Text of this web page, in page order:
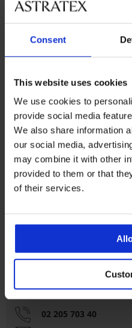
Consent
This website uses cookies
We use cookies to
provide social media
We also share information
our social media,
may combine it with other
provided to them or that
of their services.
Najobľúbenejšie značky
Astratex
Dorina LAUMA
béžová
čierna biela
Najčastejsie vyberané veľkosti
uni
M L S
8 % z nákupu späť
Výhodné poštovné
Zákaznícka podpora
Počas pracovných dní od
02 205 703 40